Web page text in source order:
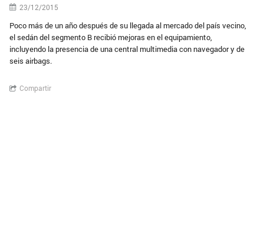
23/12/2015
Poco más de un año después de su llegada al mercado del país vecino,
el sedán del segmento B recibió mejoras en el equipamiento,
incluyendo la presencia de una central multimedia con navegador y de
seis airbags.
Compartir